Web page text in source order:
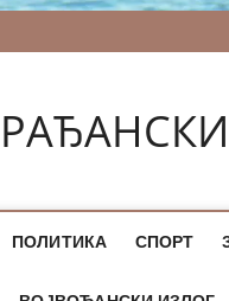
ПОЛИТИКА СПОРТ